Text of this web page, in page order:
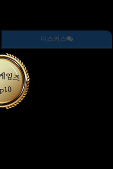
디스커스